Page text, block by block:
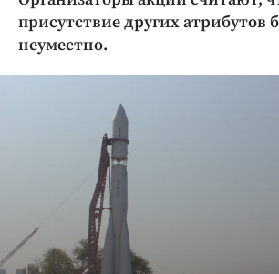
Криминал
Культура
Общество
Погода
Праздники
Происшествия
Спорт
Экономика и бизнес
присутствие других атрибутов
неуместно.